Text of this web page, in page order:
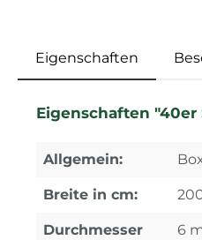
Eigenschaften
Eigenschaften "40er
Allgemein:
Breite in cm:
Durchmesser
6